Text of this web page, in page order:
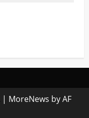
| MoreNews by AF